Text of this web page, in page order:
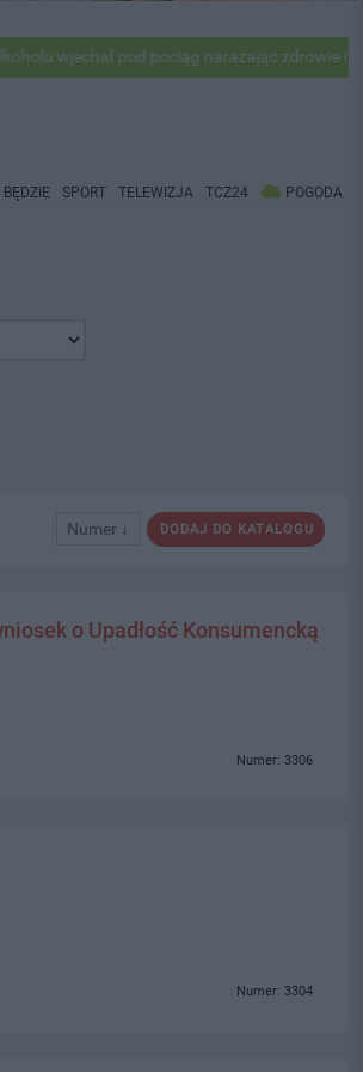
pod pociąg narażając zdrowie i życie ok
BĘDZIE SPORT TELEWIZJA TCZ24 POGODA
DODAJ DO KATALOGU
Numer ↓
o Upadłość Konsumencką
Numer: 3306
Numer: 3304